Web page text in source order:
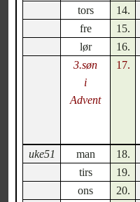
tors
14.
fre
15.
lør
16.
3.søn
i
Advent
17.
uke51
man
18.
tirs
19.
ons
20.